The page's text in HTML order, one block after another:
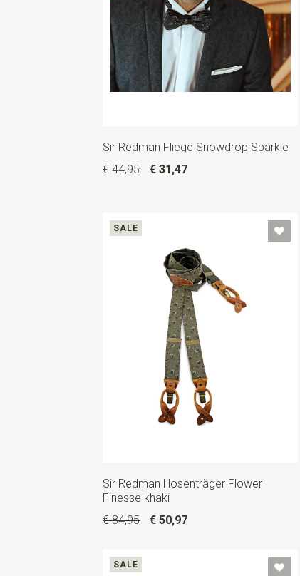
Sir Redman Fliege Snowdrop Sparkle
€ 44,95
€ 31,47
SALE
Sir Redman Hosenträger Flower
Finesse khaki
€ 84,95
€ 50,97
SALE